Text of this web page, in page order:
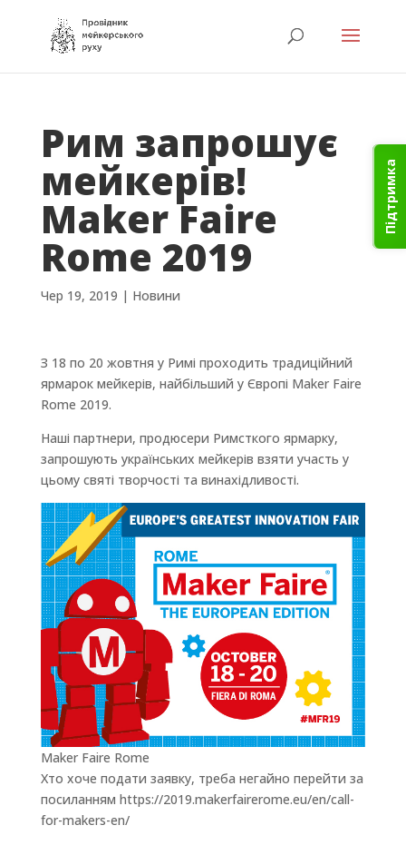
Підтримка
Рим запрошує
мейкерів!
Maker Faire
Rome 2019
Чер 19, 2019 | Новини
З 18 по 20 жовтня у Римі проходить традиційний
ярмарок мейкерів, найбільший у Європі Maker Faire
Rome 2019.
Наші партнери, продюсери Римсткого ярмарку,
запрошують українських мейкерів взяти участь у
цьому святі творчості та винахідливості.
Maker Faire Rome
Хто хоче подати заявку, треба негайно перейти за
посиланням https://2019.makerfairerome.eu/en/call-
for-makers-en/